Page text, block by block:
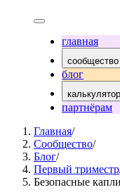
главная
сообщество
блог
партнёрам
Главная/
Сообщество/
Блог/
Первый триместр
Безопасные